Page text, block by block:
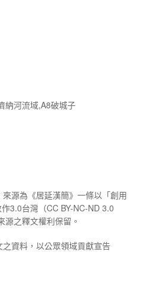
納河流域,A8破城子
源為《居延漢簡》一條以「創用
3.0台灣（CC BY-NC-ND 3.0
之釋文權利保留。
資料，以公眾領域貢獻宣告